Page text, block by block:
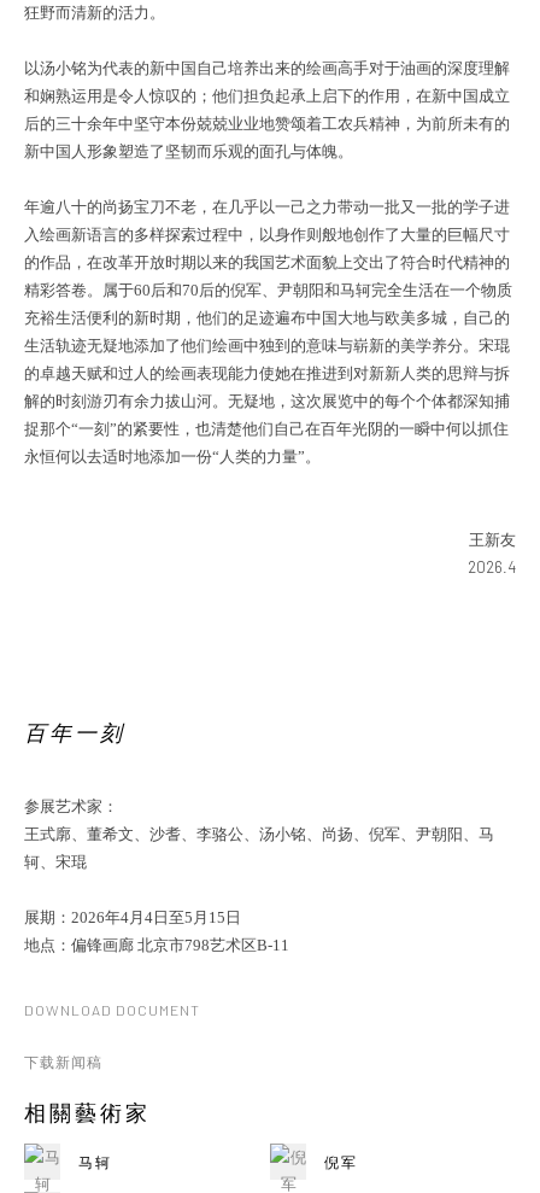
狂野而清新的活力。
以汤小铭为代表的新中国自己培养出来的绘画高手对于油画的深度理解
和娴熟运用是令人惊叹的；他们担负起承上启下的作用，在新中国成立
后的三十余年中坚守本份兢兢业业地赞颂着工农兵精神，为前所未有的
新中国人形象塑造了坚韧而乐观的面孔与体魄。
年逾八十的尚扬宝刀不老，在几乎以一己之力带动一批又一批的学子进
入绘画新语言的多样探索过程中，以身作则般地创作了大量的巨幅尺寸
的作品，在改革开放时期以来的我国艺术面貌上交出了符合时代精神的
精彩答卷。属于60后和70后的倪军、尹朝阳和马轲完全生活在一个物质
充裕生活便利的新时期，他们的足迹遍布中国大地与欧美多城，自己的
生活轨迹无疑地添加了他们绘画中独到的意味与崭新的美学养分。宋琨
的卓越天赋和过人的绘画表现能力使她在推进到对新新人类的思辩与拆
解的时刻游刃有余力拔山河。无疑地，这次展览中的每个个体都深知捕
捉那个“一刻”的紧要性，也清楚他们自己在百年光阴的一瞬中何以抓住
永恒何以去适时地添加一份“人类的力量”。
王新友
2026.4
百年一刻
参展艺术家：
王式廓、董希文、沙耆、李骆公、汤小铭、尚扬、倪军、尹朝阳、马
轲、宋琨
展期：2026年4月4日至5月15日
地点：偏锋画廊 北京市798艺术区B-11
DOWNLOAD DOCUMENT
下载新闻稿
相關藝術家
马轲 倪军